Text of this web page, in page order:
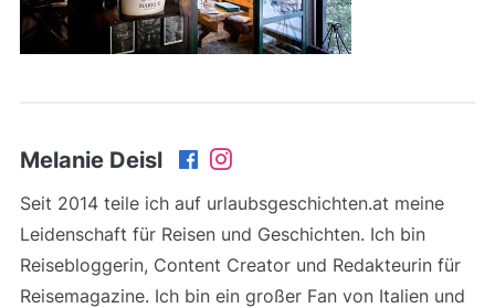
Melanie Deisl
Seit 2014 teile ich auf urlaubsgeschichten.at meine
Leidenschaft für Reisen und Geschichten. Ich bin
Reisebloggerin, Content Creator und Redakteurin für
Reisemagazine. Ich bin ein großer Fan von Italien und